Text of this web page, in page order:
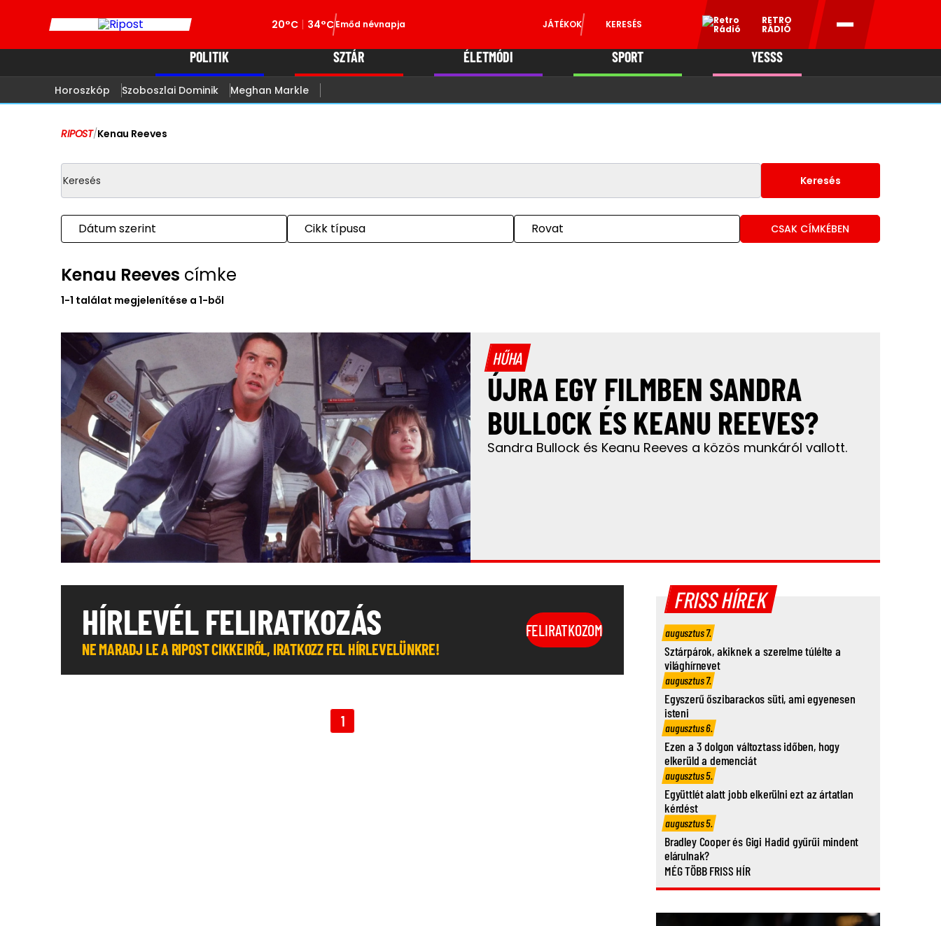
20°C 34°CEmőd névnapja JÁTÉKOK KERESÉS RETRO
RÁDIÓ
POLITIK SZTÁR ÉLETMÓDI SPORT YESSS
Horoszkóp Szoboszlai Dominik Meghan Markle
RIPOST/Kenau Reeves
Keresés
Dátum szerint Cikk típusa Rovat CSAK CÍMKÉBEN
Kenau Reeves címke
1-1 találat megjelenítése a 1-ből
HŰHA
ÚJRA EGY FILMBEN SANDRA
BULLOCK ÉS KEANU REEVES?
Sandra Bullock és Keanu Reeves a közös munkáról vallott.
HÍRLEVÉL FELIRATKOZÁS
NE MARADJ LE A RIPOST CIKKEIRŐL, IRATKOZZ FEL HÍRLEVELÜNKRE!
FELIRATKOZOM
1
FRISS HÍREK
augusztus 7.
Sztárpárok, akiknek a szerelme túlélte a
világhírnevet
augusztus 7.
Egyszerű őszibarackos süti, ami egyenesen
isteni
augusztus 6.
Ezen a 3 dolgon változtass időben, hogy
elkerüld a demenciát
augusztus 5.
Együttlét alatt jobb elkerülni ezt az ártatlan
kérdést
augusztus 5.
Bradley Cooper és Gigi Hadid gyűrűi mindent
elárulnak?
MÉG TÖBB FRISS HÍR